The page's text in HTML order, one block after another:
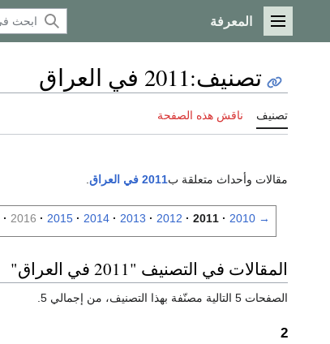
القائمة الرئيسية
المعرفة
تصنيف:2011 في العراق
تصنيف ناقش هذه الصفحة
مقالات وأحداث متعلقة ب2011 في العراق
→
2010
2011
2012
2013
2014
2015
2016
المقالات في التصنيف "2011 في العراق"
الصفحات 5 التالية مصنّفة بهذا التصنيف، من إجمالي 5.
2